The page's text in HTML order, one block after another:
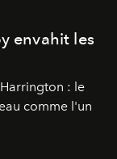
envahit les
: le
comme l'un